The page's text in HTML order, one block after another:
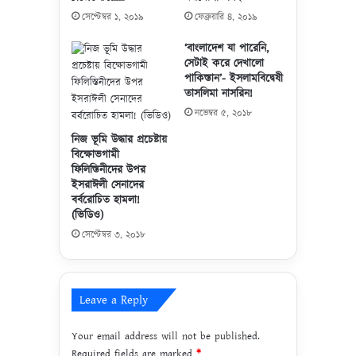
নী
(
ভি
ডি
ও
)
|
আ
ল
হি
ক
মা
মি
ডি
য়া
ব
জা
হি
দ
গ
ণে
র
হা
ম
লা
সেপ্টেম্বর ১, ২০১৯ ফেব্রুয়ারি ৪, ২০১৯
নিজ ভূমি উদ্ধার প্রচেষ্টায়
বিক্ষোভগামী
ফিলিস্তিনীদের উপর
ইসরাঈলী সেনাদের
বর্বরোচিত হামলা!
(ভিডিও)
সেপ্টেম্বর ৩, ২০১৮
‘বাংলাদেশ যা পারেনি,
সেটাই করে দেখালো
পাকিস্তান’- ইসলামবিদ্বেষী
তাসলিমা নাসরিন!
নভেম্বর ৫, ২০১৮
Leave a Reply
Your email address will not be published.